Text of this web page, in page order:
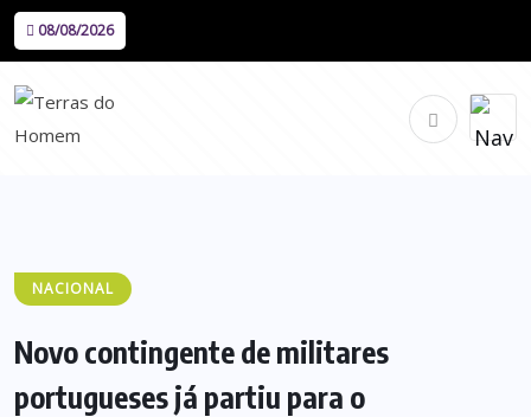
08/08/2026
NACIONAL
Novo contingente de militares
portugueses já partiu para o